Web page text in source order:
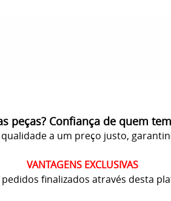
peças? Confiança de quem
a um preço justo,
VANTAGENS EXCLUSIVAS
finalizados através desta